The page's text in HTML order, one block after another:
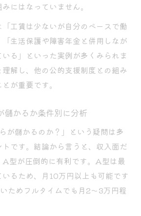
にはなっていません。
工賃は少ないが自分のペースで働
生活保護や障害年金と併用しなが
る」といった実例が多くみられま
解し、他の公的支援制度との組み
が重要です。
かるか条件別に分析
が儲かるのか？」という疑問は多
トです。結論から言うと、収入面だ
A型が圧倒的に有利です。A型は最
るため、月10万円以上も可能です
ためフルタイムでも月2〜3万円程